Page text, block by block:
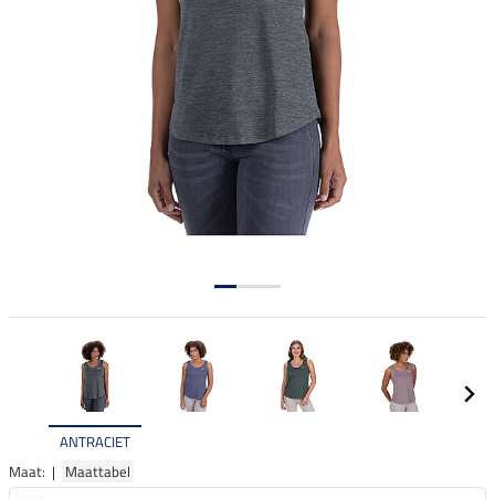
ANTRACIET
Maat: | Maattabel